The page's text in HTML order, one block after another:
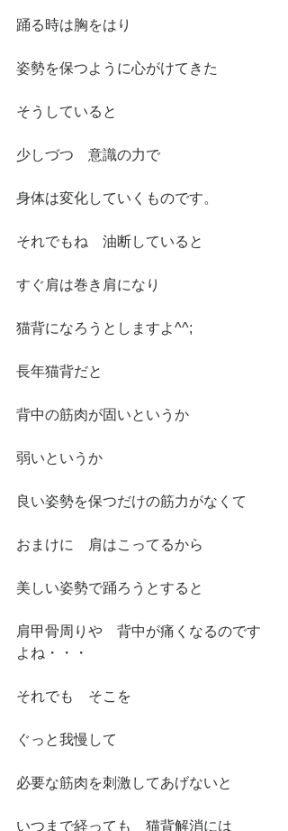
踊る時は胸をはり
姿勢を保つように心がけてきた
そうしていると
少しづつ　意識の力で
身体は変化していくものです。
それでもね　油断していると
すぐ肩は巻き肩になり
猫背になろうとしますよ^^;
長年猫背だと
背中の筋肉が固いというか
弱いというか
良い姿勢を保つだけの筋力がなくて
おまけに　肩はこってるから
美しい姿勢で踊ろうとすると
肩甲骨周りや　背中が痛くなるのです
よね・・・
それでも　そこを
ぐっと我慢して
必要な筋肉を刺激してあげないと
いつまで経っても　猫背解消には